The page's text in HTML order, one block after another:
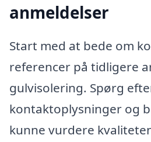
anmeldelser
Start med at bede om
referencer på tidligere
gulvisolering. Spørg
kontaktoplysninger og
kunne vurdere